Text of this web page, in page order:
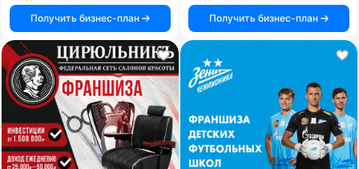
Получить бизнес-план
Получить бизнес-план